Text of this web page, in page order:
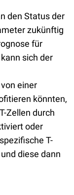
den Status der
zukünftig
für
sich der
einer
könnten,
Zellen durch
oder
T-
diese dann